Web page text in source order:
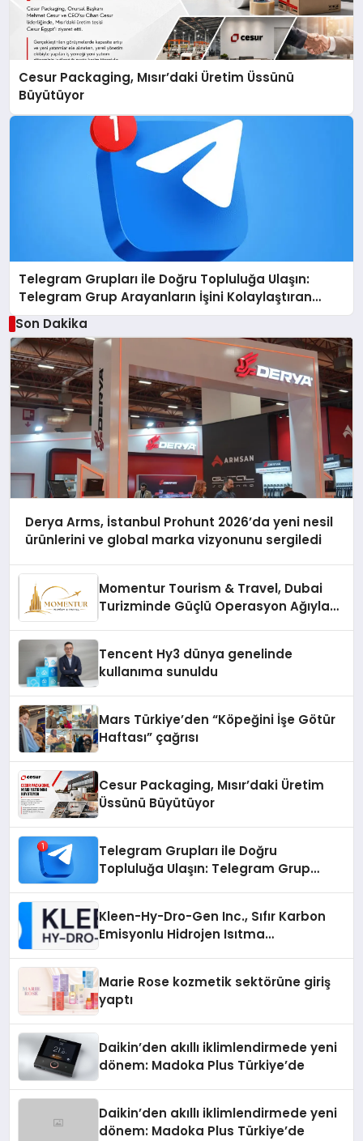
Cesur Packaging, Mısır’daki Üretim Üssünü
Büyütüyor
Telegram Grupları ile Doğru Topluluğa Ulaşın:
Telegram Grup Arayanların İşini Kolaylaştıran
Çözüm
Son Dakika
Derya Arms, İstanbul Prohunt 2026’da yeni nesil
ürünlerini ve global marka vizyonunu sergiledi
Momentur Tourism & Travel, Dubai
Turizminde Güçlü Operasyon Ağıyla
Tencent Hy3 dünya genelinde
kullanıma sunuldu
Mars Türkiye’den “Köpeğini İşe Götür
Haftası” çağrısı
Cesur Packaging, Mısır’daki Üretim
Üssünü Büyütüyor
Telegram Grupları ile Doğru
Topluluğa Ulaşın: Telegram Grup
Kleen-Hy-Dro-Gen Inc., Sıfır Karbon
Emisyonlu Hidrojen Isıtma
Marie Rose kozmetik sektörüne giriş
yaptı
Daikin’den akıllı iklimlendirmede yeni
dönem: Madoka Plus Türkiye’de
Daikin’den akıllı iklimlendirmede yeni
dönem: Madoka Plus Türkiye’de